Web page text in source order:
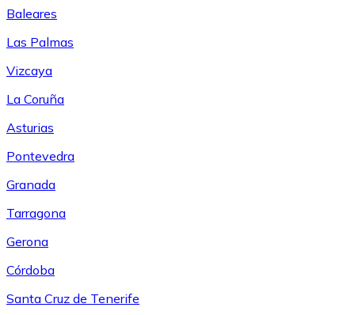
Baleares
Las Palmas
Vizcaya
La Coruña
Asturias
Pontevedra
Granada
Tarragona
Gerona
Córdoba
Santa Cruz de Tenerife